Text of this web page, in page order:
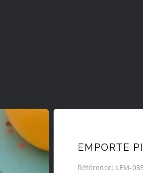
EMPORTE
Référence: LEM-085